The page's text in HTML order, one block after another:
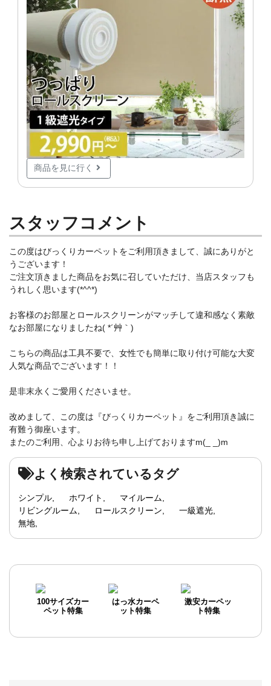
商品を見に行く
スタッフコメント
この度はびっくりカーペットをご利用頂きまして、誠にありがと
うございます！
ご注文頂きました商品をお気に召していただけ、当店スタッフも
うれしく思います(*^^*)
お客様のお部屋とロールスクリーンがマッチして違和感なく素敵
なお部屋になりましたね( *´艸｀)
こちらの商品は工具不要で、女性でも簡単に取り付け可能な大変
人気な商品でございます！！
是非末永くご愛用くださいませ。
改めまして、この度は『びっくりカーペット』をご利用頂き誠に
有難う御座います。
またのご利用、心よりお待ち申し上げておりますm(_ _)m
よく検索されているタグ
シンプル ホワイト
マイルーム
リビングルーム
ロールスクリーン
一級遮光
無地
100サイズカー
ペット特集
はっ水カーペ
ット特集
激安カーペッ
ト特集